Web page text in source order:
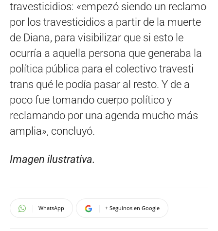
travesticidios: «empezó siendo un reclamo
por los travesticidios a partir de la muerte
de Diana, para visibilizar que si esto le
ocurría a aquella persona que generaba la
política pública para el colectivo travesti
trans qué le podía pasar al resto. Y de a
poco fue tomando cuerpo político y
reclamando por una agenda mucho más
amplia», concluyó.
Imagen ilustrativa.
WhatsApp + Seguinos en Google